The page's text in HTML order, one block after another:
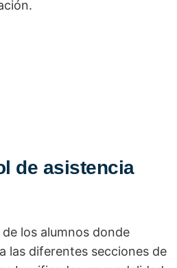
de asistencia
los alumnos donde
las diferentes secciones de